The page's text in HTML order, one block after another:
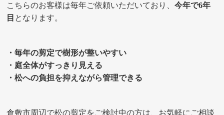
こちらのお客様は毎年ご依頼いただいており、今年で6年
目 となります。
・毎年の剪定で樹形が整いやすい
・庭全体がすっきり見える
・松への負担を抑えながら管理できる
倉敷市周辺で松の剪定をご検討中の方は、お気軽にご相談